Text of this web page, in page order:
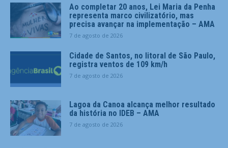
Ao completar 20 anos, Lei Maria da Penha
representa marco civilizatório, mas
precisa avançar na implementação – AMA
7 de agosto de 2026
Cidade de Santos, no litoral de São Paulo,
registra ventos de 109 km/h
7 de agosto de 2026
Lagoa da Canoa alcança melhor resultado
da história no IDEB – AMA
7 de agosto de 2026